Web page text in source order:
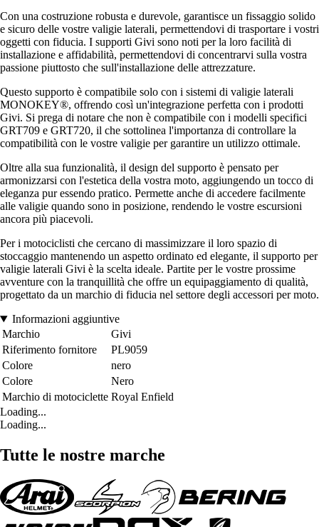
Con una costruzione robusta e durevole, garantisce un fissaggio solido
e sicuro delle vostre valigie laterali, permettendovi di trasportare i vostri
oggetti con fiducia. I supporti Givi sono noti per la loro facilità di
installazione e affidabilità, permettendovi di concentrarvi sulla vostra
passione piuttosto che sull'installazione delle attrezzature.
Questo supporto è compatibile solo con i sistemi di valigie laterali
MONOKEY®, offrendo così un'integrazione perfetta con i prodotti
Givi. Si prega di notare che non è compatibile con i modelli specifici
GRT709 e GRT720, il che sottolinea l'importanza di controllare la
compatibilità con le vostre valigie per garantire un utilizzo ottimale.
Oltre alla sua funzionalità, il design del supporto è pensato per
armonizzarsi con l'estetica della vostra moto, aggiungendo un tocco di
eleganza pur essendo pratico. Permette anche di accedere facilmente
alle valigie quando sono in posizione, rendendo le vostre escursioni
ancora più piacevoli.
Per i motociclisti che cercano di massimizzare il loro spazio di
stoccaggio mantenendo un aspetto ordinato ed elegante, il supporto per
valigie laterali Givi è la scelta ideale. Partite per le vostre prossime
avventure con la tranquillità che offre un equipaggiamento di qualità,
progettato da un marchio di fiducia nel settore degli accessori per moto.
Informazioni aggiuntive
Marchio
Givi
Riferimento fornitore
PL9059
Colore
nero
Colore
Nero
Marchio di motociclette Royal Enfield
Loading...
Loading...
Tutte le nostre marche